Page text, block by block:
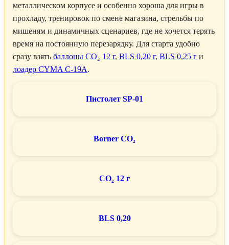
металлическом корпусе и особенно хороша для игры в
прохладу, тренировок по смене магазина, стрельбы по
мишеням и динамичных сценариев, где не хочется терять
время на постоянную перезарядку. Для старта удобно
сразу взять баллоны CO₂ 12 г, BLS 0,20 г, BLS 0,25 г и
лоадер CYMA C-19A.
Пистолет SP-01
Borner CO₂
CO₂ 12 г
BLS 0,20